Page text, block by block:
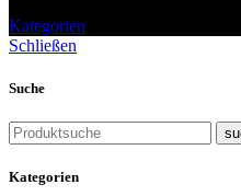
Kategorien
Schließen
Suche
Kategorien